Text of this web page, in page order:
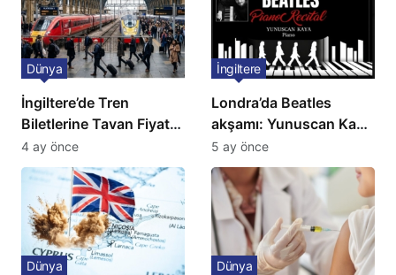
İngiltere’de Tren
Biletlerine Tavan Fiyat:
Ulaşımda Yeni
Düzenleme
Dünya
4 ay önce
Londra’da Beatles
akşamı: Yunuscan Kaya
klasik yorumuyla
sahnede
İngiltere
5 ay önce
Dünya Dünya